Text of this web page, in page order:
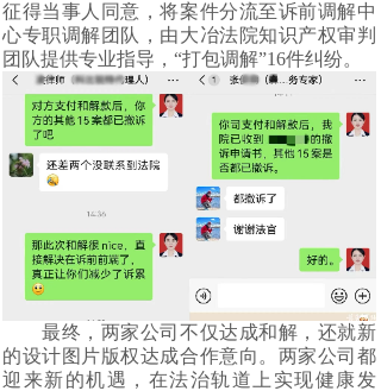
征得当事人同意，将案件分流至诉前调解中
心专职调解团队，由大冶法院知识产权审判
团队提供专业指导，“打包调解”16件纠纷。
最终，两家公司不仅达成和解，还就新
的设计图片版权达成合作意向。两家公司都
迎来新的机遇，在法治轨道上实现健康发